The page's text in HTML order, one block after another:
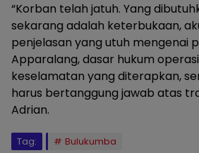
“Korban telah jatuh. Yang
sekarang adalah keterbukaan,
penjelasan yang utuh mengenai
Apparalang, dasar hukum
keselamatan yang diterapkan,
harus bertanggung jawab atas
Adrian.
Tag: Bulukumba